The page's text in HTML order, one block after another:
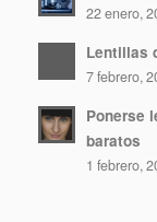
22 enero,
Lentillas
7 febrero,
Ponerse
baratos
1 febrero,